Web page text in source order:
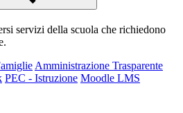
servizi della scuola che richiedono
Amministrazione Trasparente
PEC - Istruzione Moodle LMS